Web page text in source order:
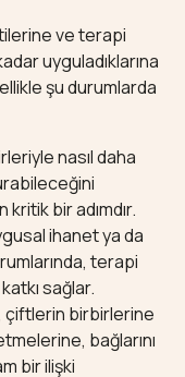
ve terapi
uyguladıklarına
şu durumlarda
nasıl daha
bir adımdır.
ihanet ya da
terapi
sağlar.
çiftlerin birbirlerine
bağlarını
bir ilişki